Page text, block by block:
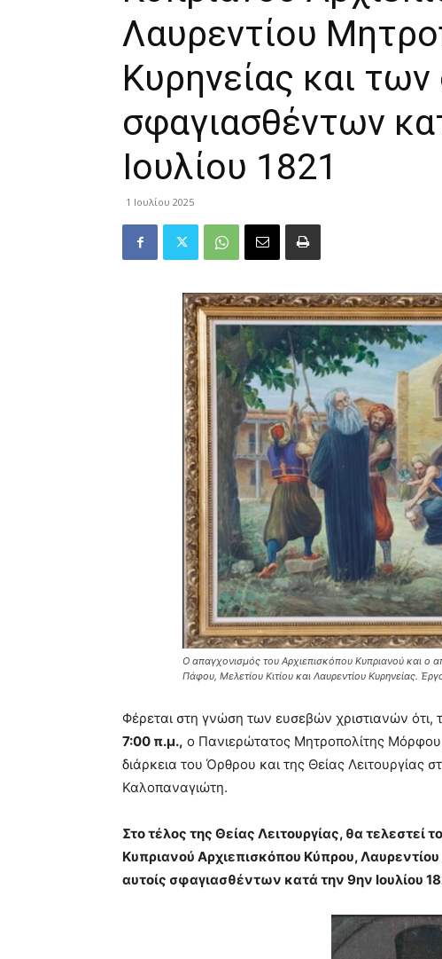
Λαυρεντίου
Κυρηνείας και των
σφαγιασθέντων
Ιουλίου 1821
1 Ιουλίου 2025
Ο απαγχονισμός του Αρχιεπισκόπου Κυπριανού και ο
Πάφου, Μελετίου Κιτίου και Λαυρεντίου Κυρηνείας.
Φέρεται στη γνώση των ευσεβών χριστιανών ότι,
7:00 π.μ., ο Πανιερώτατος Μητροπολίτης
διάρκεια του Όρθρου και της Θείας Λειτουργίας
Καλοπαναγιώτη.
Στο τέλος της Θείας Λειτουργίας, θα
Κυπριανού Αρχιεπισκόπου Κύπρου,
αυτοίς σφαγιασθέντων κατά την 9ην Ιουλίου